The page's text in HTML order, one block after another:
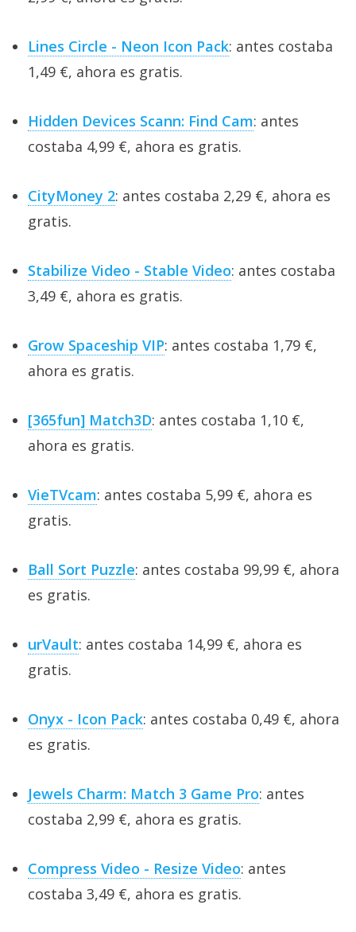
Lines Circle - Neon Icon Pack: antes costaba
1,49 €, ahora es gratis.
Hidden Devices Scann: Find Cam: antes
costaba 4,99 €, ahora es gratis.
CityMoney 2: antes costaba 2,29 €, ahora es
gratis.
Stabilize Video - Stable Video: antes costaba
3,49 €, ahora es gratis.
Grow Spaceship VIP: antes costaba 1,79 €,
ahora es gratis.
[365fun] Match3D: antes costaba 1,10 €,
ahora es gratis.
VieTVcam: antes costaba 5,99 €, ahora es
gratis.
Ball Sort Puzzle: antes costaba 99,99 €, ahora
es gratis.
urVault: antes costaba 14,99 €, ahora es
gratis.
Onyx - Icon Pack: antes costaba 0,49 €, ahora
es gratis.
Jewels Charm: Match 3 Game Pro: antes
costaba 2,99 €, ahora es gratis.
Compress Video - Resize Video: antes
costaba 3,49 €, ahora es gratis.